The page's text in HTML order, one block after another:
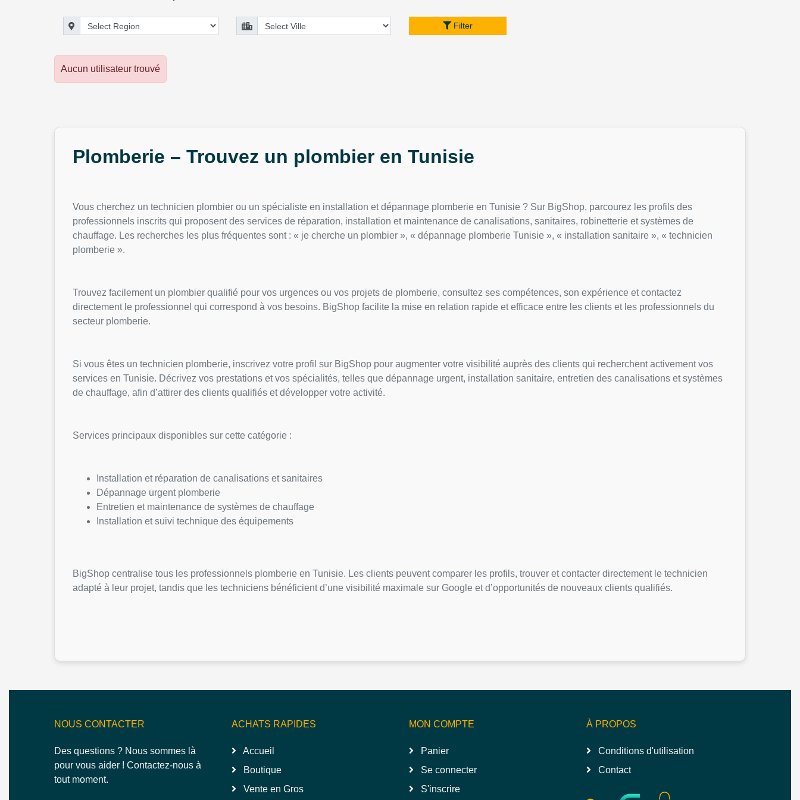
Filter
Aucun utilisateur trouvé
Plomberie – Trouvez un plombier en Tunisie
Vous cherchez un technicien plombier ou un spécialiste en installation et dépannage plomberie en Tunisie ? Sur BigShop, parcourez les profils des
professionnels inscrits qui proposent des services de réparation, installation et maintenance de canalisations, sanitaires, robinetterie et systèmes de
chauffage. Les recherches les plus fréquentes sont : « je cherche un plombier », « dépannage plomberie Tunisie », « installation sanitaire », « technicien
plomberie ».
Trouvez facilement un plombier qualifié pour vos urgences ou vos projets de plomberie, consultez ses compétences, son expérience et contactez
directement le professionnel qui correspond à vos besoins. BigShop facilite la mise en relation rapide et efficace entre les clients et les professionnels du
secteur plomberie.
Si vous êtes un technicien plomberie, inscrivez votre profil sur BigShop pour augmenter votre visibilité auprès des clients qui recherchent activement vos
services en Tunisie. Décrivez vos prestations et vos spécialités, telles que dépannage urgent, installation sanitaire, entretien des canalisations et systèmes
de chauffage, afin d’attirer des clients qualifiés et développer votre activité.
Services principaux disponibles sur cette catégorie :
Installation et réparation de canalisations et sanitaires
Dépannage urgent plomberie
Entretien et maintenance de systèmes de chauffage
Installation et suivi technique des équipements
BigShop centralise tous les professionnels plomberie en Tunisie. Les clients peuvent comparer les profils, trouver et contacter directement le technicien
adapté à leur projet, tandis que les techniciens bénéficient d’une visibilité maximale sur Google et d’opportunités de nouveaux clients qualifiés.
NOUS CONTACTER
Des questions ? Nous sommes là
pour vous aider ! Contactez-nous à
tout moment.
ACHATS RAPIDES
Accueil
Boutique
Vente en Gros
MON COMPTE
Panier
Se connecter
S'inscrire
À PROPOS
Conditions d'utilisation
Contact